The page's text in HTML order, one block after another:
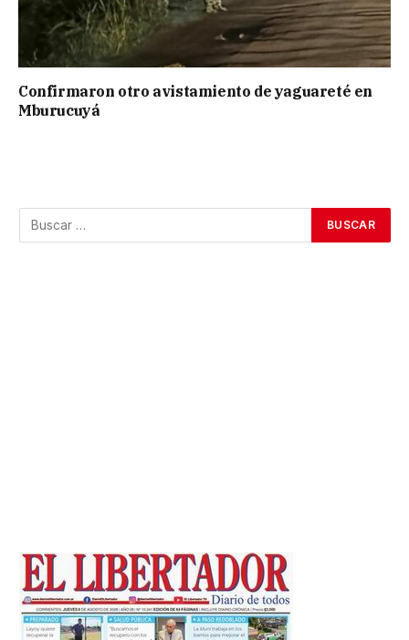
Confirmaron otro avistamiento de yaguareté en
Mburucuyá